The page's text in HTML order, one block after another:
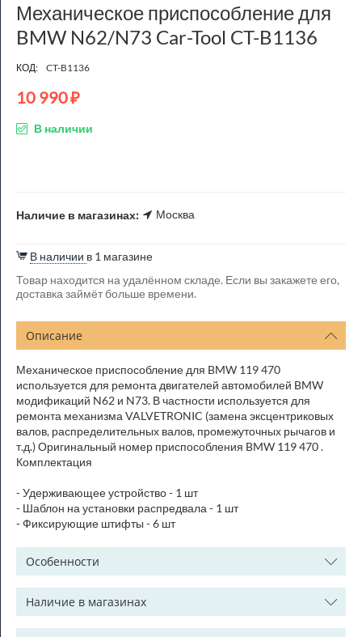
Механическое приспособление для
BMW N62/N73 Car-Tool CT-B1136
КОД: CT-B1136
10 990₽
В наличии
Наличие в магазинах: Москва
В наличии в 1 магазине
Товар находится на удалённом складе. Если вы закажете его,
доставка займёт больше времени.
Описание
Механическое приспособление для BMW 119 470
используется для ремонта двигателей автомобилей BMW
модификаций N62 и N73. В частности используется для
ремонта механизма VALVETRONIC (замена эксцентриковых
валов, распределительных валов, промежуточных рычагов и
т.д.) Оригинальный номер приспособления BMW 119 470 .
Комплектация
- Удерживающее устройство - 1 шт
- Шаблон на установки распредвала - 1 шт
- Фиксирующие штифты - 6 шт
Особенности
Наличие в магазинах